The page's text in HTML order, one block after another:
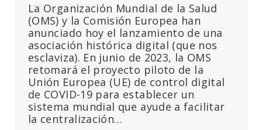
La Organización Mundial de la Salud
(OMS) y la Comisión Europea han
anunciado hoy el lanzamiento de una
asociación histórica digital (que nos
esclaviza). En junio de 2023, la OMS
retomará el proyecto piloto de la
Unión Europea (UE) de control digital
de COVID-19 para establecer un
sistema mundial que ayude a facilitar
la centralización…